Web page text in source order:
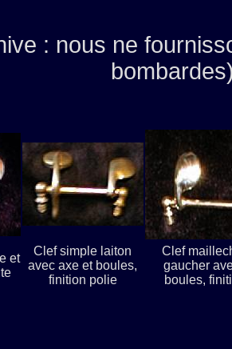
: nous ne
et
Clef simple laiton
avec axe et boules,
finition polie
Clef
gaucher
boules,